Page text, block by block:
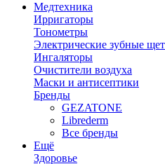
Медтехника
Ирригаторы
Тонометры
Электрические зубные
Ингаляторы
Очистители воздуха
Маски и антисептики
Бренды
GEZATONE
Librederm
Все бренды
Ещё
Здоровье